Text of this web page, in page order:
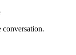
conversation.